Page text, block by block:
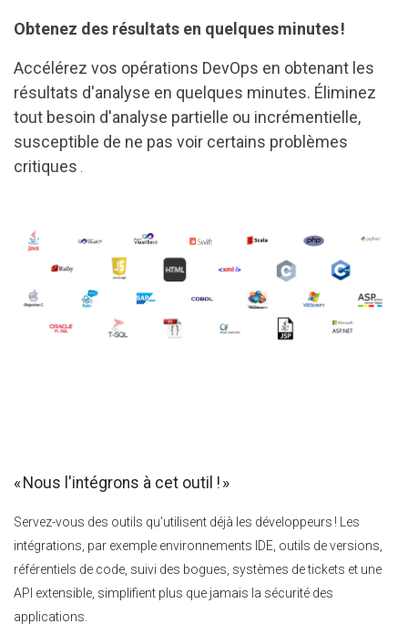
Obtenez des résultats en quelques minutes !
Accélérez vos opérations DevOps en obtenant les
résultats d'analyse en quelques minutes. Éliminez
tout besoin d'analyse partielle ou incrémentielle,
susceptible de ne pas voir certains problèmes
critiques
« Nous l'intégrons à cet outil ! »
Servez-vous des outils qu'utilisent déjà les développeurs ! Les
intégrations, par exemple environnements IDE, outils de versions,
référentiels de code, suivi des bogues, systèmes de tickets et une
API extensible, simplifient plus que jamais la sécurité des
applications.